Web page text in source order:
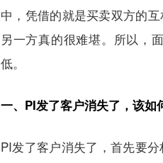
中，凭借的就是买卖双方的
另一方真的很难堪。所以，
低。
一、 PI发了客户消失了，该如
PI发了客户消失了，首先要